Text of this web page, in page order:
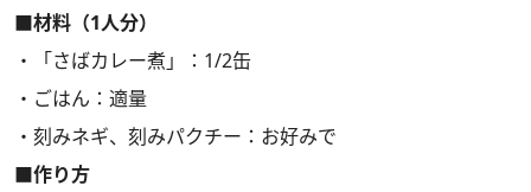
■材料（1人分）
・「さばカレー煮」：1/2缶
・ごはん：適量
・刻みネギ、刻みパクチー：お好みで
■作り方